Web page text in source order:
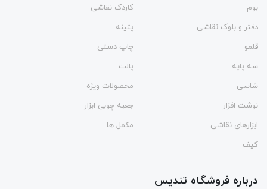
بوم
کاردک نقاشی
دفتر و بلوک نقاشی
پتینه
قلمو
چاپ دستی
سه پایه
پالت
شاسی
محصولات ویژه
نوشت افزار
جعبه چوبی ابزار
ابزارهای نقاشی
مکمل ها
کیف
درباره فروشگاه تندیس